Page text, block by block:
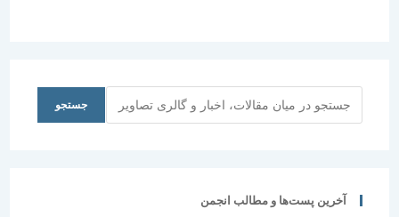
جستجو
آخرین پست‌ها و مطالب انجمن